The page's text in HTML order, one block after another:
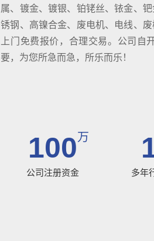
属、镀金、镀银、铂铑丝、铱金、
锈钢、高镍合金、废电机、电线、
上门免费报价，合理交易。公司
要，为您所急而急，所乐而乐！
100万
公司注册资金 多年